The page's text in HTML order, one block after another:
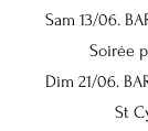
Sam 13/06.
Soirée
Dim 21/06.
St